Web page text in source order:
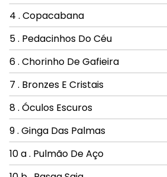
4 . Copacabana
5 . Pedacinhos Do Céu
6 . Chorinho De Gafieira
7 . Bronzes E Cristais
8 . Óculos Escuros
9 . Ginga Das Palmas
10 a . Pulmão De Aço